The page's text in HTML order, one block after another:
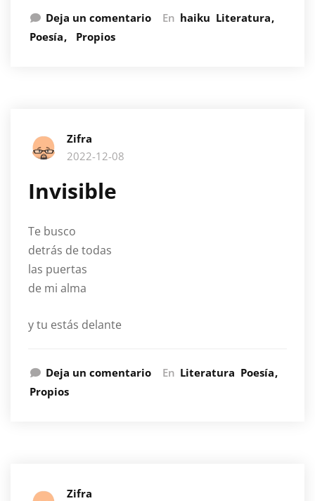
Deja un comentario En haiku Literatura
Poesía
Propios
Zifra
2022-12-08
Invisible
Te busco
detrás de todas
las puertas
de mi alma
y tu estás delante
Deja un comentario En Literatura Poesía
Propios
Zifra